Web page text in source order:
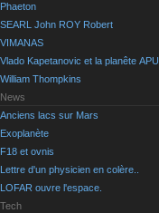
Phaeton
SEARL John ROY Robert
VIMANAS
Vlado Kapetanovic et la planête APU
William Thompkins
News
Anciens lacs sur Mars
Exoplanète
F18 et ovnis
Lettre d'un physicien en colère..
LOFAR ouvre l'espace.
Tech